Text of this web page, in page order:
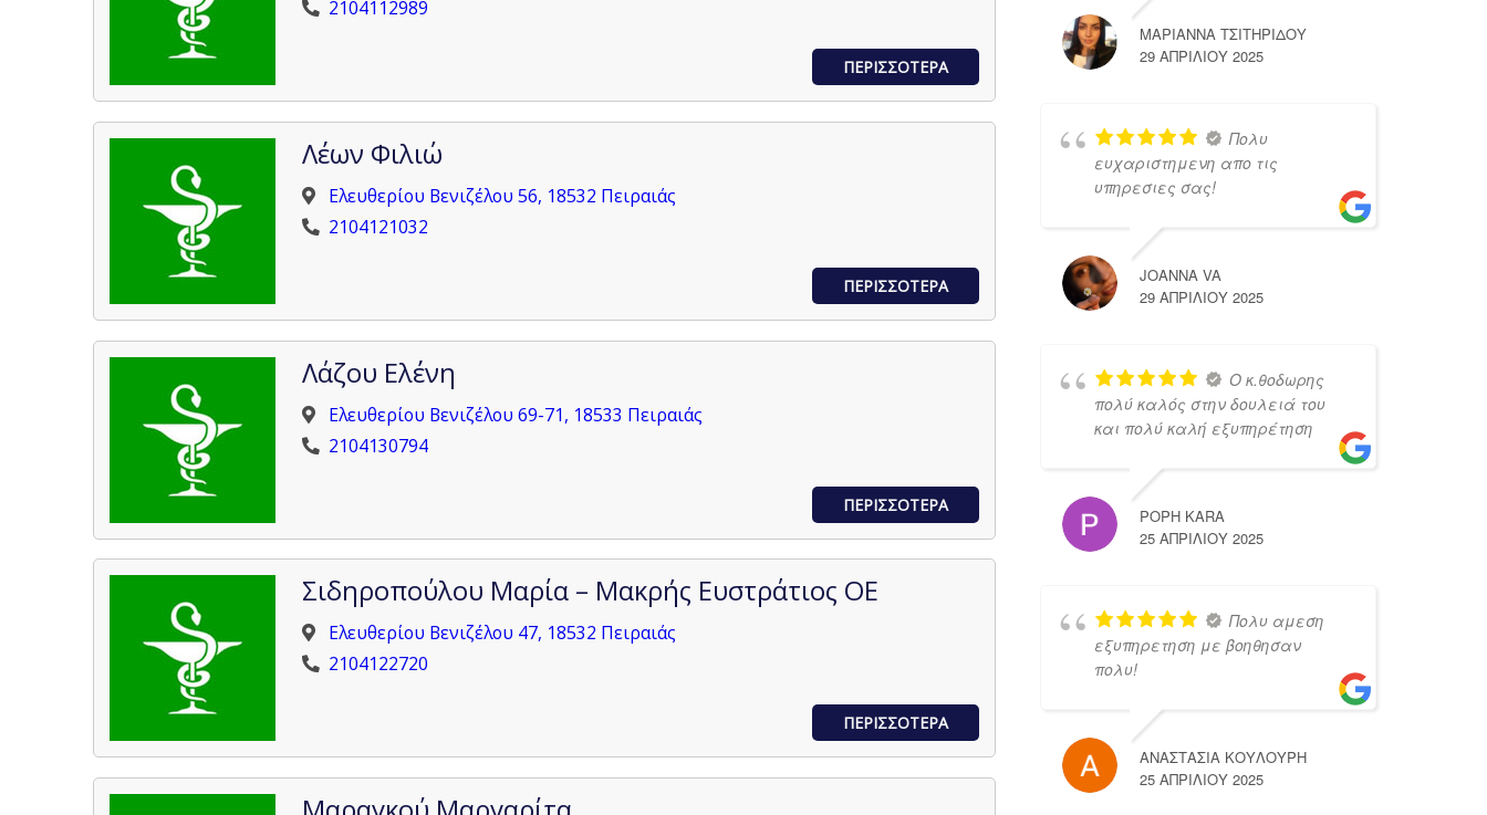
2104112989
ΠΕΡΙΣΣΟΤΕΡΑ
Λέων Φιλιώ
Ελευθερίου Βενιζέλου 56, 18532 Πειραιάς
2104121032
ΠΕΡΙΣΣΟΤΕΡΑ
Λάζου Ελένη
Ελευθερίου Βενιζέλου 69-71, 18533 Πειραιάς
2104130794
ΠΕΡΙΣΣΟΤΕΡΑ
Σιδηροπούλου Μαρία – Μακρής Ευστράτιος ΟΕ
Ελευθερίου Βενιζέλου 47, 18532 Πειραιάς
2104122720
ΠΕΡΙΣΣΟΤΕΡΑ
ΜΑΡΙΑΝΝΑ ΤΣΙΤΗΡΙΔΟΥ
29 ΑΠΡΙΛΊΟΥ 2025
Πολυ
ευχαριστημενη απο τις
υπηρεσιες σας!
JOANNA VA
29 ΑΠΡΙΛΊΟΥ 2025
Ο κ.θοδωρης
πολύ καλός στην δουλειά του
και πολύ καλή εξυπηρέτηση
POPH KARA
25 ΑΠΡΙΛΊΟΥ 2025
Πολυ αμεση
εξυπηρετηση με βοηθησαν
πολυ!
ΑΝΑΣΤΑΣΙΑ ΚΟΥΛΟΥΡΗ
25 ΑΠΡΙΛΊΟΥ 2025